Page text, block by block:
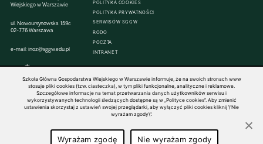
Wiejskiego w Warszawie
ul. Nowoursynowska 159c
02-776 Warszawa
e-mail:inoz@sggw.edu.pl
POLITYKA COOKIES
POLITYKA PRYWATNOŚCI
SERWISÓW SGGW
RODO
POCZTA
INTRANET
© 1816–2026 SGGW — ALL RIGHTS RESERVED
Szkoła Główna Gospodarstwa Wiejskiego w Warszawie informuje, że na swoich stronach www
stosuje pliki cookies (tzw. ciasteczka), w tym pliki funkcjonalne, analityczne i reklamowe.
Szczegółowe informacje na temat przetwarzania danych użytkowników serwisu i
wykorzystywanych technologii śledzących dostępne są w „Polityce cookies”. Aby zmienić
ustawienia skorzystaj z ustawień swojej przeglądarki, aby wyłączyć pliki cookies kliknij \"Nie
wyrażam zgody\".
Wyrażam zgodę Nie wyrażam zgody